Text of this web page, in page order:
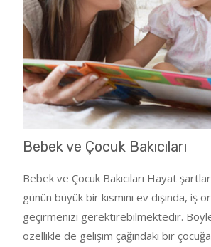
Bebek ve Çocuk Bakıcıları
Bebek ve Çocuk Bakıcıları Hayat
günün büyük bir kısmını ev dışında, iş
geçirmenizi gerektirebilmektedir.
özellikle de gelişim çağındaki bir